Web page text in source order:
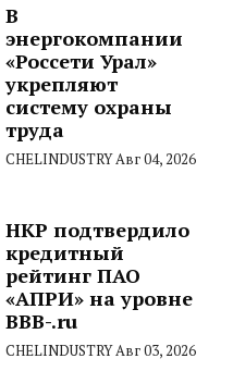
В
энергокомпании
«Россети Урал»
укрепляют
систему охраны
труда
CHELINDUSTRYАвг 04, 2026
НКР подтвердило
кредитный
рейтинг ПАО
«АПРИ» на уровне
BBB-.ru
CHELINDUSTRYАвг 03, 2026